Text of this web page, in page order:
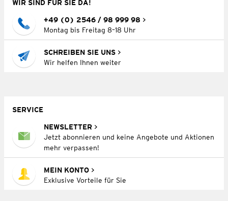
WIR SIND FÜR SIE DA!
+49 (0) 2546 / 98 999 98
Montag bis Freitag 8–18 Uhr
SCHREIBEN SIE UNS
Wir helfen Ihnen weiter
SERVICE
NEWSLETTER
Jetzt abonnieren und keine Angebote und Aktionen
mehr verpassen!
MEIN KONTO
Exklusive Vorteile für Sie